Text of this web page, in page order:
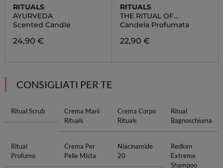
RITUALS
AYURVEDA
Scented Candle
24,90 €
RITUALS
THE RITUAL OF
AYURVEDA
Candela Profumata
22,90 €
CONSIGLIATI PER TE
Ritual Scrub
Crema Mani
Rituals
Crema Corpo
Rituals
Ritual
Bagnoschiuma
Ritual
Profumo
Crema Per
Pelle Mista
Niacinamide
20
Redken
Extreme
Shampoo